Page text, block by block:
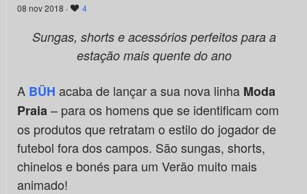
08 nov 2018 · 4
Sungas, shorts e acessórios perfeitos para a
estação mais quente do ano
A BÜH acaba de lançar a sua nova linha Moda
Praia– para os homens que se identificam com
os produtos que retratam o estilo do jogador de
futebol fora dos campos. São sungas, shorts,
chinelos e bonés para um Verão muito mais
animado!